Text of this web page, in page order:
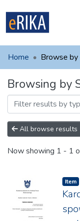
UAFM
For authors
Help
Contact
Home Browse
Browsing by
All browse results
Now showing 1 - 1
Item